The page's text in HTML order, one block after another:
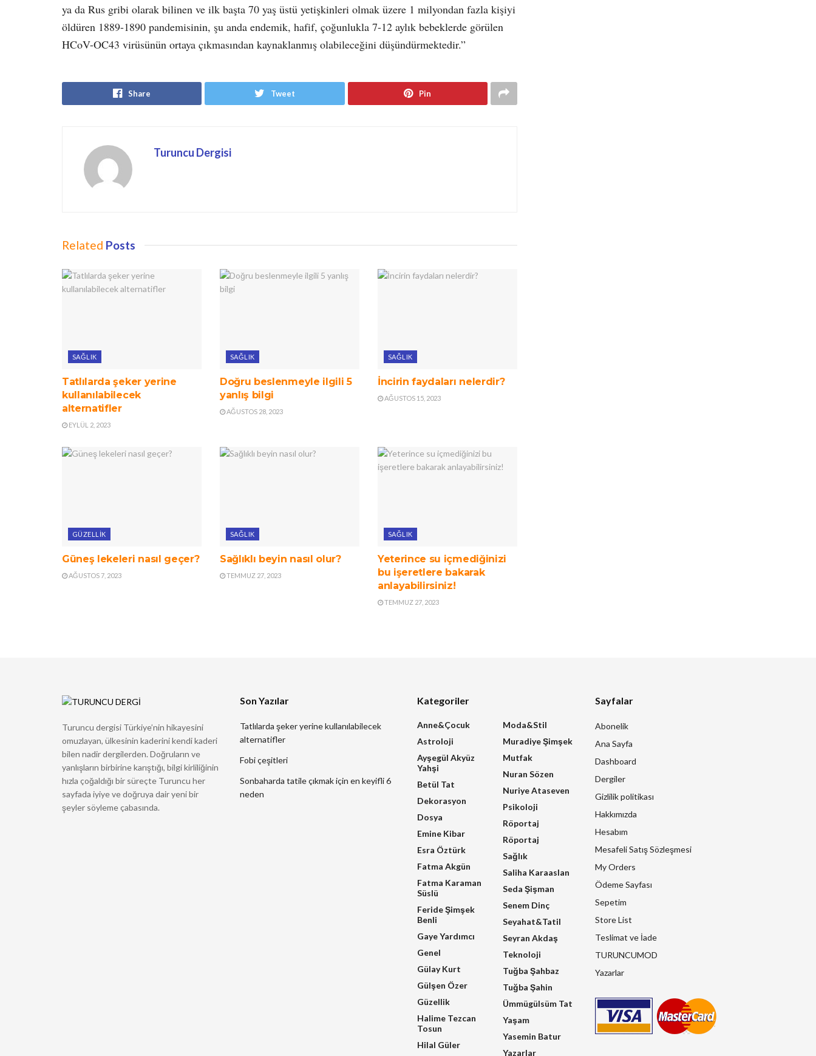
ya da Rus gribi olarak bilinen ve ilk başta 70 yaş üstü yetişkinleri olmak üzere 1 milyondan fazla kişiyi
öldüren 1889-1890 pandemisinin, şu anda endemik, hafif, çoğunlukla 7-12 aylık bebeklerde görülen
HCoV-OC43 virüsünün ortaya çıkmasından kaynaklanmış olabileceğini düşündürmektedir.”
Share Tweet Pin
Turuncu Dergisi
Related Posts
SAĞLIK
Tatlılarda şeker yerine
kullanılabilecek
alternatifler
EYLÜL 2, 2023
SAĞLIK
Doğru beslenmeyle ilgili 5
yanlış bilgi
AĞUSTOS 28, 2023
SAĞLIK
İncirin faydaları nelerdir?
AĞUSTOS 15, 2023
GÜZELLIK
Güneş lekeleri nasıl geçer?
AĞUSTOS 7, 2023
SAĞLIK
Sağlıklı beyin nasıl olur?
TEMMUZ 27, 2023
SAĞLIK
Yeterince su içmediğinizi
bu işeretlere bakarak
anlayabilirsiniz!
TEMMUZ 27, 2023
Turuncu dergisi Türkiye’nin hikayesini
omuzlayan, ülkesinin kaderini kendi kaderi
bilen nadir dergilerden. Doğruların ve
yanlışların birbirine karıştığı, bilgi kirliliğinin
hızla çoğaldığı bir süreçte Turuncu her
sayfada iyiye ve doğruya dair yeni bir
şeyler söyleme çabasında.
Son Yazılar
Tatlılarda şeker yerine kullanılabilecek
alternatifler
Fobi çeşitleri
Sonbaharda tatile çıkmak için en keyifli 6
neden
Kategoriler
Anne&Çocuk
Astroloji
Ayşegül Akyüz
Yahşi
Betül Tat
Dekorasyon
Dosya
Emine Kibar
Esra Öztürk
Fatma Akgün
Fatma Karaman
Süslü
Feride Şimşek
Benli
Gaye Yardımcı
Genel
Gülay Kurt
Gülşen Özer
Güzellik
Halime Tezcan
Tosun
Hilal Güler
Moda&Stil
Muradiye Şimşek
Mutfak
Nuran Sözen
Nuriye Ataseven
Psikoloji
Röportaj
Röportaj
Sağlık
Saliha Karaaslan
Seda Şişman
Senem Dinç
Seyahat&Tatil
Seyran Akdaş
Teknoloji
Tuğba Şahbaz
Tuğba Şahin
Ümmügülsüm Tat
Yaşam
Yasemin Batur
Yazarlar
Sayfalar
Abonelik
Ana Sayfa
Dashboard
Dergiler
Gizlilik politikası
Hakkımızda
Hesabım
Mesafeli Satış Sözleşmesi
My Orders
Ödeme Sayfası
Sepetim
Store List
Teslimat ve İade
TURUNCUMOD
Yazarlar